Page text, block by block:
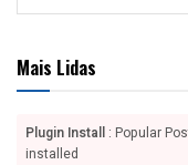
Mais Lidas
Plugin Install : Popular
installed